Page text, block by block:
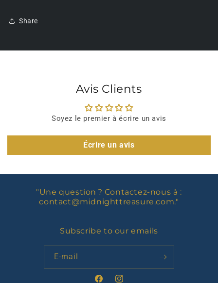
Share
Avis Clients
Soyez le premier à écrire un avis
Écrire un avis
"Une question ? Contactez-nous à :
contact@midnighttreasure.com."
Subscribe to our emails
E-mail